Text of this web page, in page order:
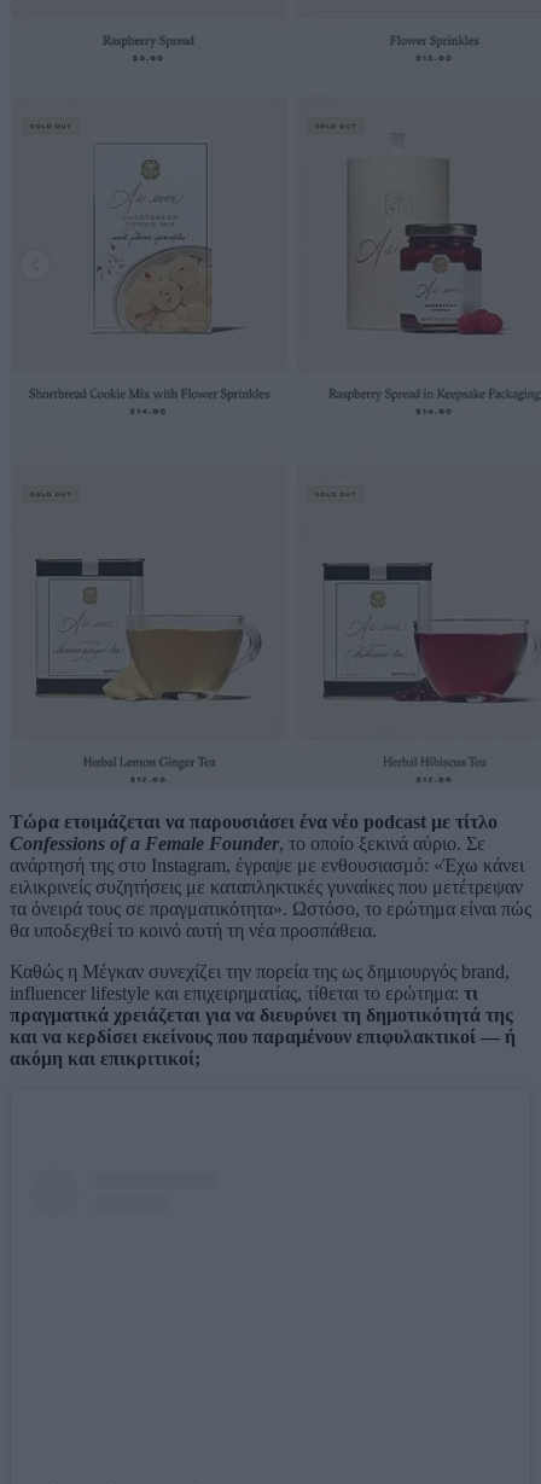
Τώρα ετοιμάζεται να παρουσιάσει ένα νέο podcast με τίτλο
Confessions of a Female Founder, το οποίο ξεκινά αύριο. Σε
ανάρτησή της στο Instagram, έγραψε με ενθουσιασμό: «Έχω κάνει
ειλικρινείς συζητήσεις με καταπληκτικές γυναίκες που μετέτρεψαν
τα όνειρά τους σε πραγματικότητα». Ωστόσο, το ερώτημα είναι πώς
θα υποδεχθεί το κοινό αυτή τη νέα προσπάθεια.
Καθώς η Μέγκαν συνεχίζει την πορεία της ως δημιουργός brand,
influencer lifestyle και επιχειρηματίας, τίθεται το ερώτημα: τι
πραγματικά χρειάζεται για να διευρύνει τη δημοτικότητά της
και να κερδίσει εκείνους που παραμένουν επιφυλακτικοί — ή
ακόμη και επικριτικοί;